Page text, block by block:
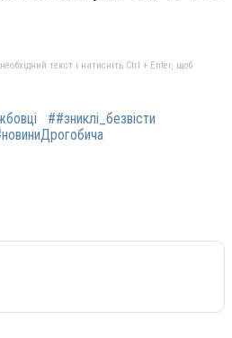
текст і натисніть Ctrl + Enter, щоб
##зниклі_безвісти